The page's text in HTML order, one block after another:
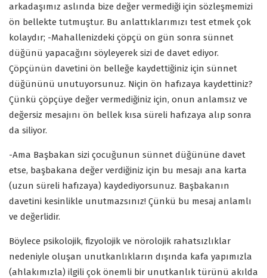
arkadaşımız aslında bize değer vermediği için sözleşmemizi
ön bellekte tutmuştur. Bu anlattıklarımızı test etmek çok
kolaydır; -Mahallenizdeki çöpçü on gün sonra sünnet
düğünü yapacağını söyleyerek sizi de davet ediyor.
Çöpçünün davetini ön belleğe kaydettiğiniz için sünnet
düğününü unutuyorsunuz. Niçin ön hafızaya kaydettiniz?
Çünkü çöpçüye değer vermediğiniz için, onun anlamsız ve
değersiz mesajını ön bellek kısa süreli hafızaya alıp sonra
da siliyor.
-Ama Başbakan sizi çocuğunun sünnet düğününe davet
etse, başbakana değer verdiğiniz için bu mesajı ana karta
(uzun süreli hafızaya) kaydediyorsunuz. Başbakanın
davetini kesinlikle unutmazsınız! Çünkü bu mesaj anlamlı
ve değerlidir.
Böylece psikolojik, fizyolojik ve nörolojik rahatsızlıklar
nedeniyle oluşan unutkanlıkların dışında kafa yapımızla
(ahlakımızla) ilgili çok önemli bir unutkanlık türünü akılda